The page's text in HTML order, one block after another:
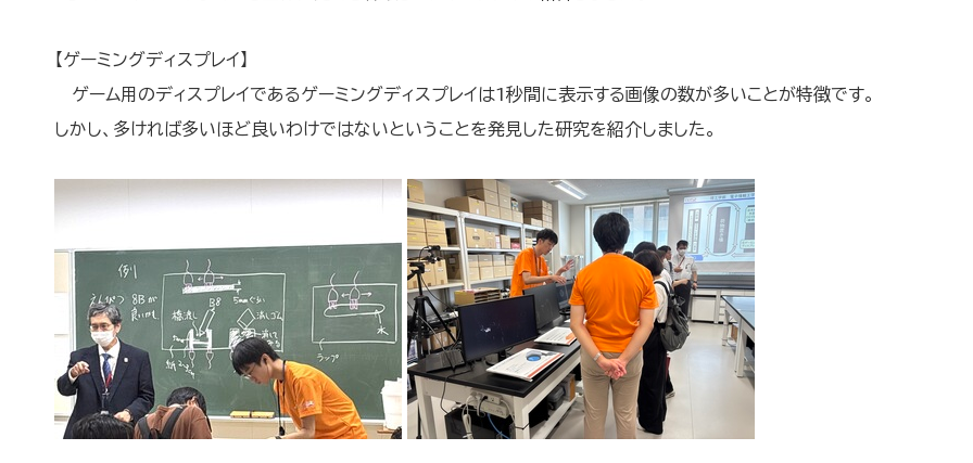
【ゲーミングディスプレイ】
ゲーム用のディスプレイであるゲーミングディスプレイは1秒間に表示する画像の数が多いことが特徴です。
しかし、多ければ多いほど良いわけではないということを発見した研究を紹介しました。